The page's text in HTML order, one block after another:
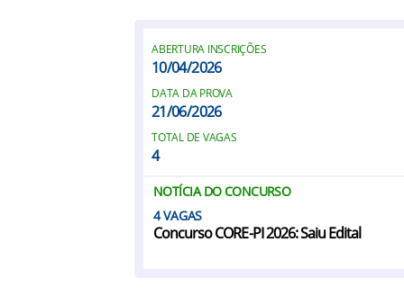
ABERTURA INSCRIÇÕES
10/04/2026
DATA DA PROVA
21/06/2026
TOTAL DE VAGAS
4
NOTÍCIA DO CONCURSO
4
Concurso CORE-PI 2026: Saiu Edital